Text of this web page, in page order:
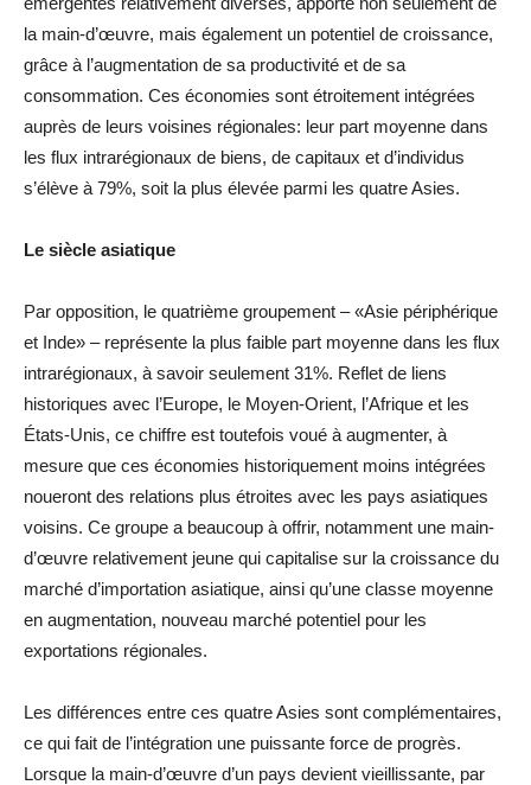
la main-d’œuvre, mais également un potentiel de croissance,
grâce à l’augmentation de sa productivité et de sa
consommation. Ces économies sont étroitement intégrées
auprès de leurs voisines régionales: leur part moyenne dans
les flux intrarégionaux de biens, de capitaux et d’individus
s’élève à 79%, soit la plus élevée parmi les quatre Asies.
Le siècle asiatique
Par opposition, le quatrième groupement – «Asie périphérique
et Inde» – représente la plus faible part moyenne dans les flux
intrarégionaux, à savoir seulement 31%. Reflet de liens
historiques avec l’Europe, le Moyen-Orient, l’Afrique et les
États-Unis, ce chiffre est toutefois voué à augmenter, à
mesure que ces économies historiquement moins intégrées
noueront des relations plus étroites avec les pays asiatiques
voisins. Ce groupe a beaucoup à offrir, notamment une main-
d’œuvre relativement jeune qui capitalise sur la croissance du
marché d’importation asiatique, ainsi qu’une classe moyenne
en augmentation, nouveau marché potentiel pour les
exportations régionales.
Les différences entre ces quatre Asies sont complémentaires,
ce qui fait de l’intégration une puissante force de progrès.
Lorsque la main-d’œuvre d’un pays devient vieillissante, par